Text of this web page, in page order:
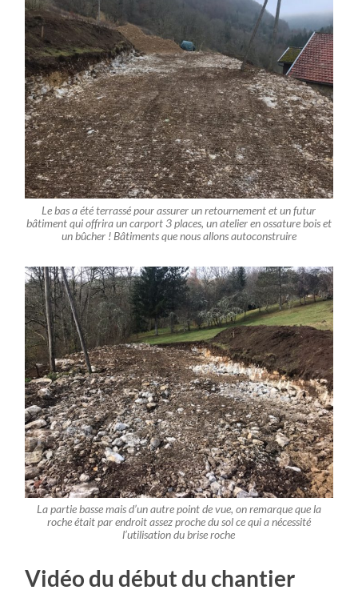
Le bas a été terrassé pour assurer un retournement et un futur
bâtiment qui offrira un carport 3 places, un atelier en ossature bois et
un bûcher ! Bâtiments que nous allons autoconstruire
La partie basse mais d’un autre point de vue, on remarque que la
roche était par endroit assez proche du sol ce qui a nécessité
l’utilisation du brise roche
Vidéo du début du chantier